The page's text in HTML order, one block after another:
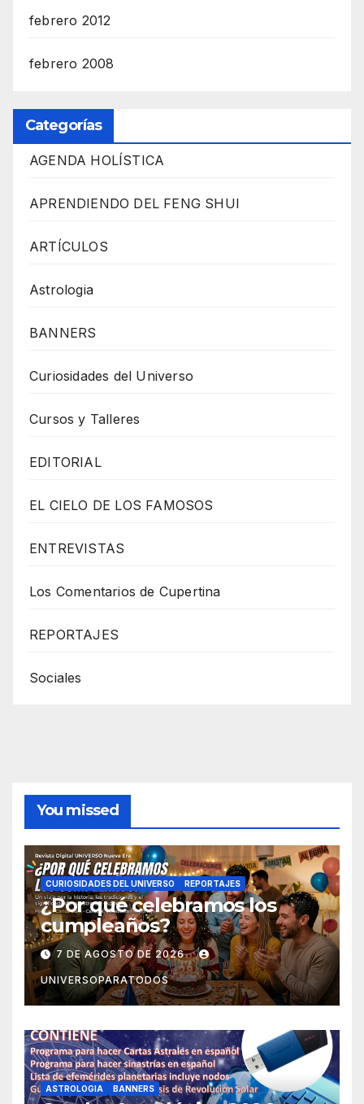
febrero 2012
febrero 2008
Categorías
AGENDA HOLÍSTICA
APRENDIENDO DEL FENG SHUI
ARTÍCULOS
Astrologia
BANNERS
Curiosidades del Universo
Cursos y Talleres
EDITORIAL
EL CIELO DE LOS FAMOSOS
ENTREVISTAS
Los Comentarios de Cupertina
REPORTAJES
Sociales
You missed
CURIOSIDADES DEL UNIVERSO REPORTAJES
¿Por qué celebramos los
cumpleaños?
7 DE AGOSTO DE 2026
UNIVERSOPARATODOS
ASTROLOGIA BANNERS